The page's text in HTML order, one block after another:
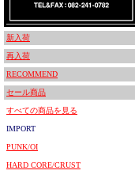
新入荷
再入荷
RECOMMEND
セール商品
すべての商品を見る
IMPORT
PUNK/OI
HARD CORE/CRUST